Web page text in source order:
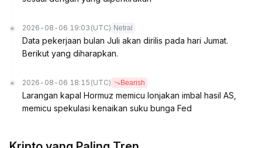
2026-08-06 19:03 (UTC) Netral
Data pekerjaan bulan Juli akan dirilis pada hari Jumat.
Berikut yang diharapkan.
2026-08-06 18:15 (UTC) Bearish
Larangan kapal Hormuz memicu lonjakan imbal hasil AS,
memicu spekulasi kenaikan suku bunga Fed